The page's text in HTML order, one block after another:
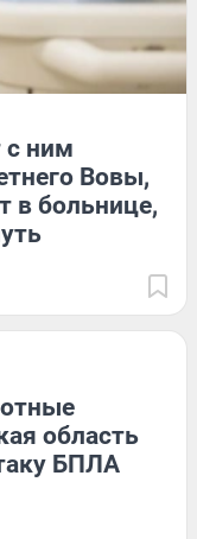
с ним
Вовы,
в больнице,
область
БПЛА